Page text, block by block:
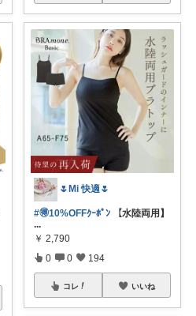
🌷Mi 快適🌷
#🉐10%OFFｸｰﾎﾟﾝ 【水陸両用】
...
￥ 2,790
0 0 194
コレ いいね